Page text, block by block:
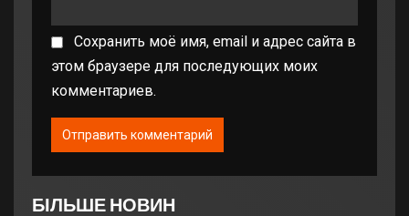
Сохранить моё имя, email и адрес сайта в
этом браузере для последующих моих
комментариев.
БІЛЬШЕ НОВИН